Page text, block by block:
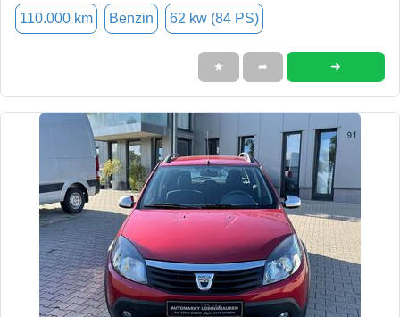
110.000 km Benzin 62 kw (84 PS)
★ ➦ ➜